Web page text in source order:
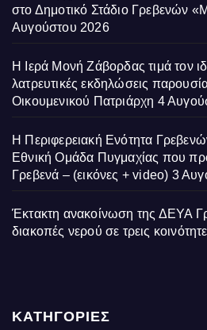
στο Δημοτικό Στάδιο Γρεβενών
Αυγούστου 2026
Η Ιερά Μονή Ζάβορδας τιμά τον
λατρευτικές εκδηλώσεις
Οικουμενικού Πατριάρχη 4
Η Περιφερειακή Ενότητα
Εθνική Ομάδα Πυγμαχίας που
Γρεβενά – (εικόνες + video) 3
Έκτακτη ανακοίνωση της ΔΕΥΑ
διακοπές νερού σε τρεις
ΚΑΤΗΓΟΡΙΕΣ